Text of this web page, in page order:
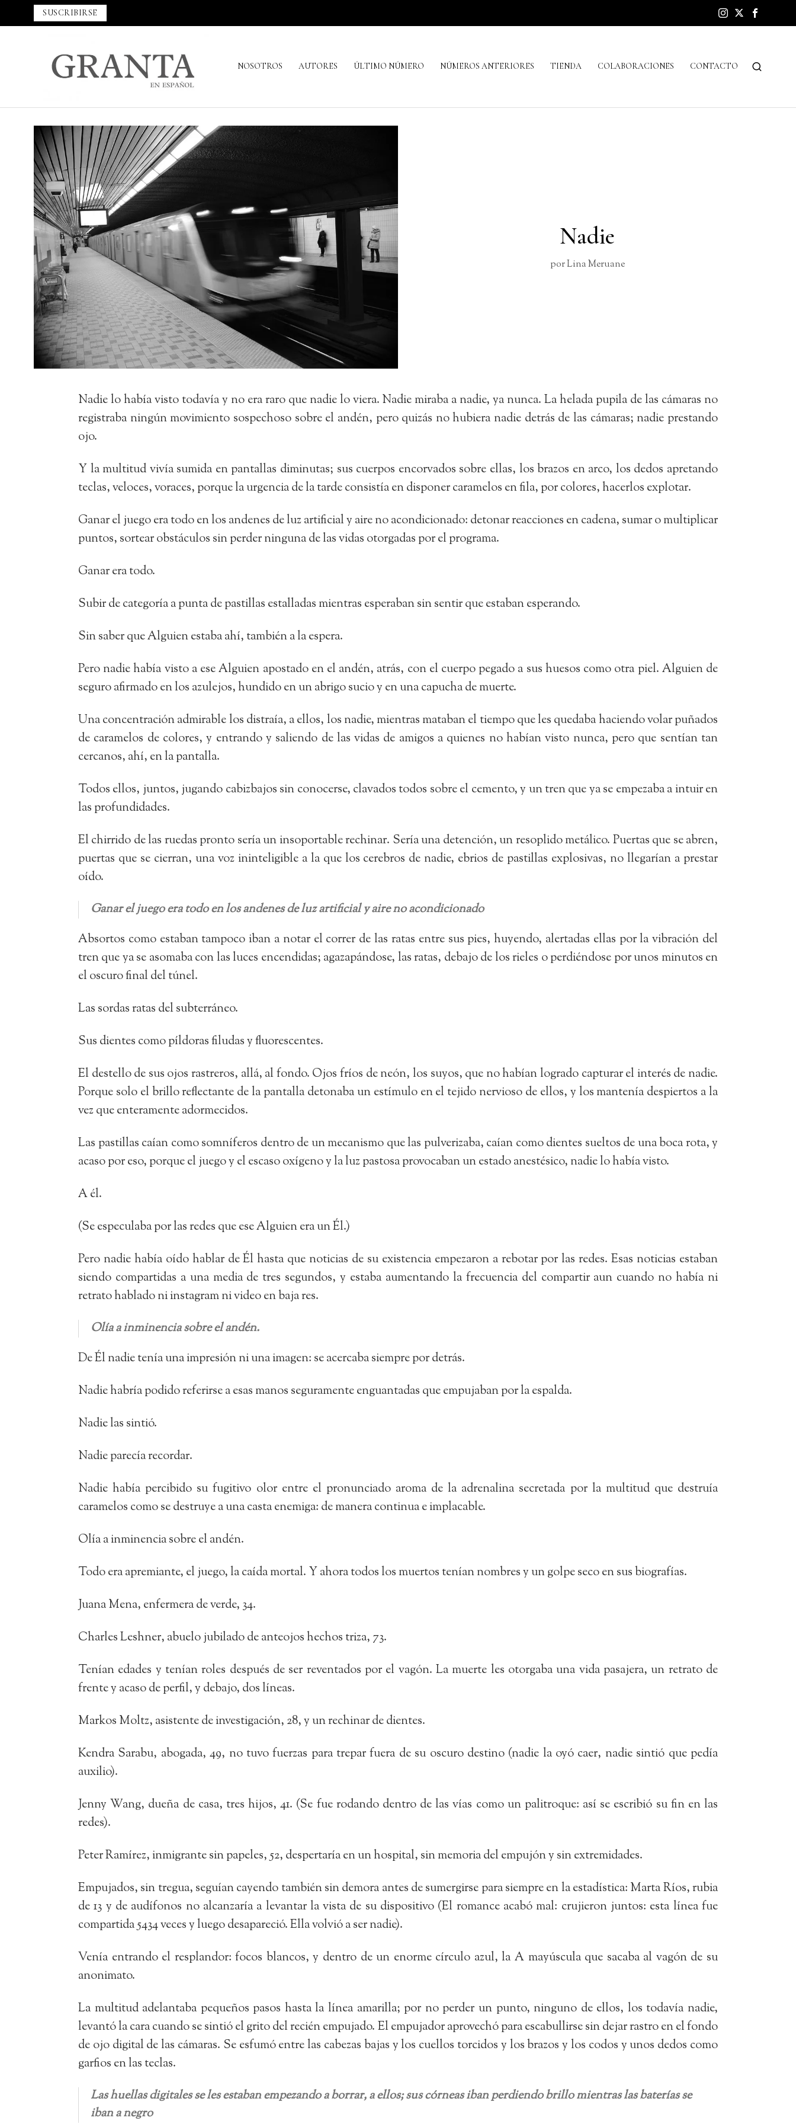
SUSCRIBIRSE
NOSOTROS AUTORES ÚLTIMO NÚMERO NÚMEROS ANTERIORES TIENDA COLABORACIONES CONTACTO
Nadie
porLina Meruane
Nadie lo había visto todavía y no era raro que nadie lo viera. Nadie miraba a nadie, ya nunca. La helada pupila de las cámaras no
registraba ningún movimiento sospechoso sobre el andén, pero quizás no hubiera nadie detrás de las cámaras; nadie prestando
ojo.
Y la multitud vivía sumida en pantallas diminutas; sus cuerpos encorvados sobre ellas, los brazos en arco, los dedos apretando
teclas, veloces, voraces, porque la urgencia de la tarde consistía en disponer caramelos en fila, por colores, hacerlos explotar.
Ganar el juego era todo en los andenes de luz artificial y aire no acondicionado: detonar reacciones en cadena, sumar o multiplicar
puntos, sortear obstáculos sin perder ninguna de las vidas otorgadas por el programa.
Ganar era todo.
Subir de categoría a punta de pastillas estalladas mientras esperaban sin sentir que estaban esperando.
Sin saber que Alguien estaba ahí, también a la espera.
Pero nadie había visto a ese Alguien apostado en el andén, atrás, con el cuerpo pegado a sus huesos como otra piel. Alguien de
seguro afirmado en los azulejos, hundido en un abrigo sucio y en una capucha de muerte.
Una concentración admirable los distraía, a ellos, los nadie, mientras mataban el tiempo que les quedaba haciendo volar puñados
de caramelos de colores, y entrando y saliendo de las vidas de amigos a quienes no habían visto nunca, pero que sentían tan
cercanos, ahí, en la pantalla.
Todos ellos, juntos, jugando cabizbajos sin conocerse, clavados todos sobre el cemento, y un tren que ya se empezaba a intuir en
las profundidades.
El chirrido de las ruedas pronto sería un insoportable rechinar. Sería una detención, un resoplido metálico. Puertas que se abren,
puertas que se cierran, una voz ininteligible a la que los cerebros de nadie, ebrios de pastillas explosivas, no llegarían a prestar
oído.
Ganar el juego era todo en los andenes de luz artificial y aire no acondicionado
Absortos como estaban tampoco iban a notar el correr de las ratas entre sus pies, huyendo, alertadas ellas por la vibración del
tren que ya se asomaba con las luces encendidas; agazapándose, las ratas, debajo de los rieles o perdiéndose por unos minutos en
el oscuro final del túnel.
Las sordas ratas del subterráneo.
Sus dientes como píldoras filudas y fluorescentes.
El destello de sus ojos rastreros, allá, al fondo. Ojos fríos de neón, los suyos, que no habían logrado capturar el interés de nadie.
Porque solo el brillo reflectante de la pantalla detonaba un estímulo en el tejido nervioso de ellos, y los mantenía despiertos a la
vez que enteramente adormecidos.
Las pastillas caían como somníferos dentro de un mecanismo que las pulverizaba, caían como dientes sueltos de una boca rota, y
acaso por eso, porque el juego y el escaso oxígeno y la luz pastosa provocaban un estado anestésico, nadie lo había visto.
A él.
(Se especulaba por las redes que ese Alguien era un Él.)
Pero nadie había oído hablar de Él hasta que noticias de su existencia empezaron a rebotar por las redes. Esas noticias estaban
siendo compartidas a una media de tres segundos, y estaba aumentando la frecuencia del compartir aun cuando no había ni
retrato hablado ni instagram ni video en baja res.
Olía a inminencia sobre el andén.
De Él nadie tenía una impresión ni una imagen: se acercaba siempre por detrás.
Nadie habría podido referirse a esas manos seguramente enguantadas que empujaban por la espalda.
Nadie las sintió.
Nadie parecía recordar.
Nadie había percibido su fugitivo olor entre el pronunciado aroma de la adrenalina secretada por la multitud que destruía
caramelos como se destruye a una casta enemiga: de manera continua e implacable.
Olía a inminencia sobre el andén.
Todo era apremiante, el juego, la caída mortal. Y ahora todos los muertos tenían nombres y un golpe seco en sus biografías.
Juana Mena, enfermera de verde, 34.
Charles Leshner, abuelo jubilado de anteojos hechos triza, 73.
Tenían edades y tenían roles después de ser reventados por el vagón. La muerte les otorgaba una vida pasajera, un retrato de
frente y acaso de perfil, y debajo, dos líneas.
Markos Moltz, asistente de investigación, 28, y un rechinar de dientes.
Kendra Sarabu, abogada, 49, no tuvo fuerzas para trepar fuera de su oscuro destino (nadie la oyó caer, nadie sintió que pedía
auxilio).
Jenny Wang, dueña de casa, tres hijos, 41. (Se fue rodando dentro de las vías como un palitroque: así se escribió su fin en las
redes).
Peter Ramírez, inmigrante sin papeles, 52, despertaría en un hospital, sin memoria del empujón y sin extremidades.
Empujados, sin tregua, seguían cayendo también sin demora antes de sumergirse para siempre en la estadística: Marta Ríos, rubia
de 13 y de audífonos no alcanzaría a levantar la vista de su dispositivo (El romance acabó mal: crujieron juntos: esta línea fue
compartida 5434 veces y luego desapareció. Ella volvió a ser nadie).
Venía entrando el resplandor: focos blancos, y dentro de un enorme círculo azul, la A mayúscula que sacaba al vagón de su
anonimato.
La multitud adelantaba pequeños pasos hasta la línea amarilla; por no perder un punto, ninguno de ellos, los todavía nadie,
levantó la cara cuando se sintió el grito del recién empujado. El empujador aprovechó para escabullirse sin dejar rastro en el fondo
de ojo digital de las cámaras. Se esfumó entre las cabezas bajas y los cuellos torcidos y los brazos y los codos y unos dedos como
garfios en las teclas.
Las huellas digitales se les estaban empezando a borrar, a ellos; sus córneas iban perdiendo brillo mientras las baterías se
iban a negro